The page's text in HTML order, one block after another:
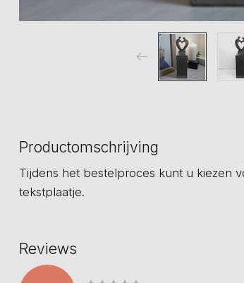
Productomschrijving
Tijdens het bestelproces kunt u kiezen
tekstplaatje.
Reviews